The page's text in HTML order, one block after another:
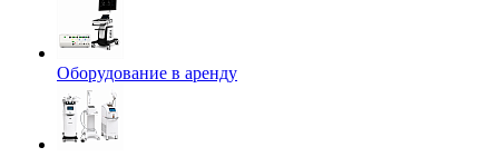
Оборудование в аренду